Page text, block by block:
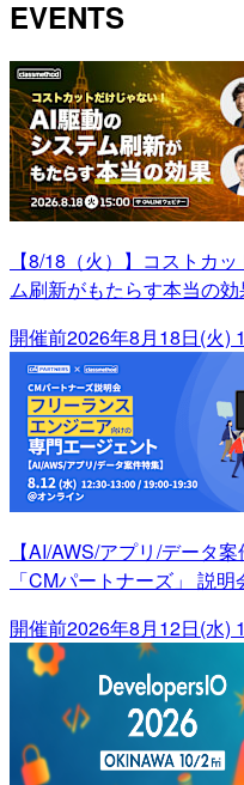
EVENTS
【8/18（火）】コストカ
ム刷新がもたらす本当の
開催前2026年8月18日(火)
【AI/AWS/アプリ/データ
「CMパートナーズ」 説
開催前2026年8月12日(水)